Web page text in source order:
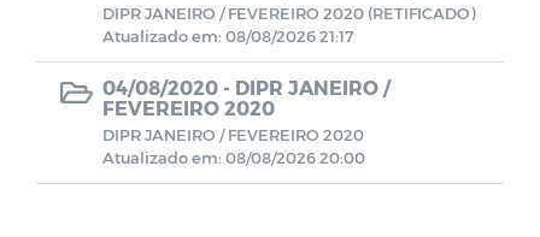
Demonstrativos Previdenciários DRAA
Demonstrativos Contábeis
DIPR JANEIRO / FEVEREIRO 2020 (RETIFICADO)
Atualizado em: 08/08/2026 21:17
04/08/2020 - DIPR JANEIRO /
FEVEREIRO 2020
DIPR JANEIRO / FEVEREIRO 2020
Atualizado em: 08/08/2026 20:00